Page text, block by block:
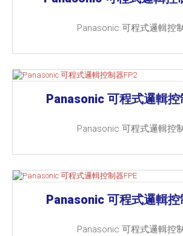
Panasonic 可程式邏輯控
Panasonic 可程式邏輯控
Panasonic 可程式邏輯控
Panasonic 可程式邏輯控
Panasonic 可程式邏輯控